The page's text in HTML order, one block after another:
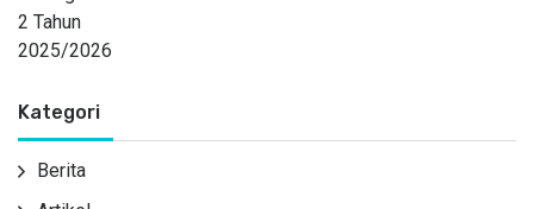
Kategori
Berita